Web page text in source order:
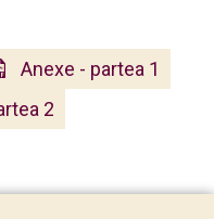
Anexe - partea 1
2